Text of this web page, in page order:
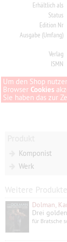
Erhältlich als
Status
Edition Nr
Ausgabe (Umfang)
Verlag
ISMN
Um den Shop
Browser Cookies
Sie haben das zur
Komponist
Werk
Weitere
Dolman,
Drei
für Bratsche